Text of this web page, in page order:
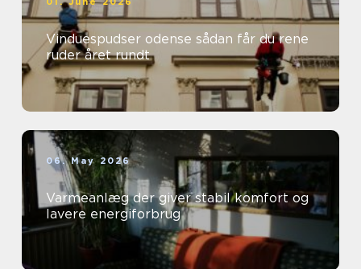
Vinduespudser odense sådan får du rene
ruder året rundt
06. May 2026
Varmeanlæg der giver stabil komfort og
lavere energiforbrug